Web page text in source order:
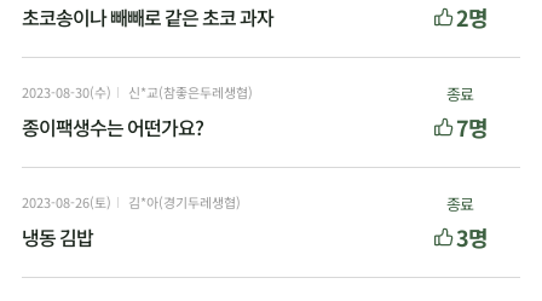
초코송이나 빼빼로 같은 초코 과자 2명
2023-08-30(수) 신*교(참좋은두레생협)
종이팩생수는 어떤가요?
종료
7명
2023-08-26(토) 김*아(경기두레생협)
냉동 김밥
종료
3명